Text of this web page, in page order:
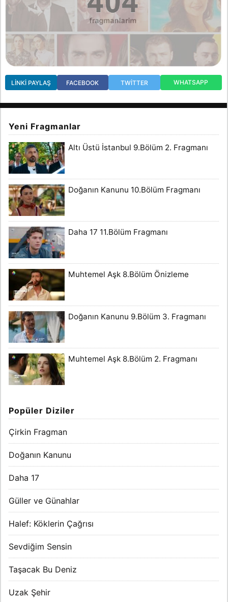
LINKI PAYLAŞ FACEBOOK TWITTER WHATSAPP
Yeni Fragmanlar
Altı Üstü İstanbul 9.Bölüm 2. Fragmanı
Doğanın Kanunu 10.Bölüm Fragmanı
Daha 17 11.Bölüm Fragmanı
Muhtemel Aşk 8.Bölüm Önizleme
Doğanın Kanunu 9.Bölüm 3. Fragmanı
Muhtemel Aşk 8.Bölüm 2. Fragmanı
Popüler Diziler
Çirkin Fragman
Doğanın Kanunu
Daha 17
Güller ve Günahlar
Halef: Köklerin Çağrısı
Sevdiğim Sensin
Taşacak Bu Deniz
Uzak Şehir